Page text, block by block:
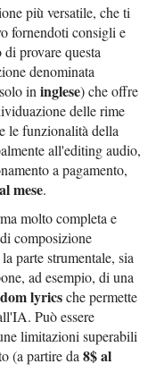
più versatile, che ti
fornendoti consigli e
provare questa
denominata
ininglese) che offre
delle rime
le funzionalità della
all'editing audio,
a pagamento,
mese.
molto completa e
composizione
parte strumentale, sia
ad esempio, di una
lyricsche permette
Può essere
limitazioni superabili
(a partire da8$ al